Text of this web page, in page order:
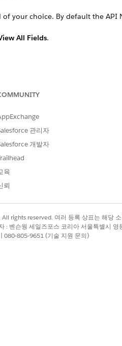
your choice. By default the API
All Fields.
관리자
개발자
육
뢰
rights reserved. 여러 등록 상표는 해당
: 벤슨웡 세일즈포스 코리아 서울특별시
080-805-9651 (기술 지원 문의)